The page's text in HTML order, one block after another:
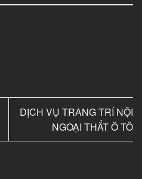
DỊCH VỤ TRANG TRÍ NỘI
NGOẠI THẤT Ô TÔ